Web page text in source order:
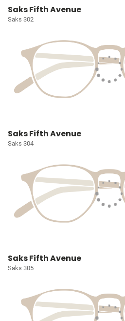
Saks Fifth Avenue
Saks 302
Saks Fifth Avenue
Saks 304
Saks Fifth Avenue
Saks 305